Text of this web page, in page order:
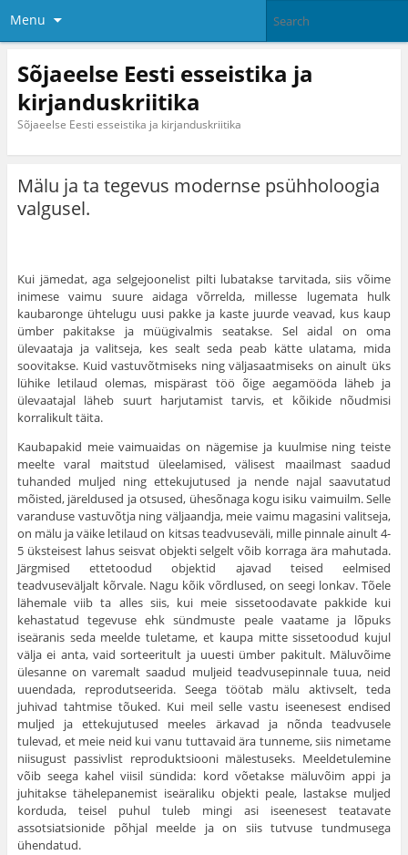
Menu
Sõjaeelse Eesti esseistika ja
kirjanduskriitika
Sõjaeelse Eesti esseistika ja kirjanduskriitika
Mälu ja ta tegevus modernse psühholoogia
valgusel.
Kui jämedat, aga selgejoonelist pilti lubatakse tarvitada, siis võime
inimese vaimu suure aidaga võrrelda, millesse lu­gemata hulk
kaubaronge ühtelugu uusi pakke ja kaste juurde veavad, kus kaup
ümber pakitakse ja müügivalmis seatakse. Sel aidal on oma
ülevaataja ja valitseja, kes sealt seda peab kätte ulatama, mida
soovitakse. Kuid vastuvõtmi­seks ning väljasaatmiseks on ainult üks
lühike letilaud ole­mas, mispärast töö õige aegamööda läheb ja
ülevaatajal läheb suurt harjutamist tarvis, et kõikide nõudmisi
korralikult täita.
Kaubapakid meie vaimuaidas on nägemise ja kuulmise ning teiste
meelte varal maitstud üleelamised, välisest maa­ilmast saadud
tuhanded muljed ning ettekujutused ja nende najal saavutatud
mõisted, järeldused ja otsused, ühesõnaga kogu isiku vaimuilm. Selle
varanduse vastuvõtja ning välja­andja, meie vaimu magasini valitseja,
on mälu ja väike letilaud on kitsas teadvuseväli, mille pinnale ainult 4-
5 üksteisest lahus seisvat objekti selgelt võib korraga ära ma­hutada.
Järgmised ettetoodud objektid ajavad teised eelmised
teadvuseväljalt kõrvale. Nagu kõik võrdlused, on seegi lon­kav. Tõele
lähemale viib ta alles siis, kui meie sissetoodavate pakkide kui
kehastatud tegevuse ehk sündmuste peale vaa­tame ja lõpuks
iseäranis seda meelde tuletame, et kaupa mitte sissetoodud kujul
välja ei anta, vaid sorteeritult ja uuesti ümber pakitult. Mäluvõime
ülesanne on varemalt saadud muljeid teadvusepinnale tuua, neid
uuendada, rep­rodutseerida. Seega töötab mälu aktivselt, teda
juhivad tahtmise tõuked. Kui meil selle vastu iseenesest endised
muljed ja ettekujutused meeles ärkavad ja nõnda teadvusele
tulevad, et meie neid kui vanu tuttavaid ära tunneme, siis nimetame
niisugust passivlist reproduktsiooni mälestuseks. Meeldetulemine
võib seega kahel viisil sündida: kord võetakse mäluvõim appi ja
juhitakse tähelepanemist iseäraliku objekti peale, lastakse muljed
korduda, teisel puhul tuleb mingi asi iseenesest teatavate
assotsiatsionide põhjal meelde ja on siis tutvuse tundmusega
ühendatud.